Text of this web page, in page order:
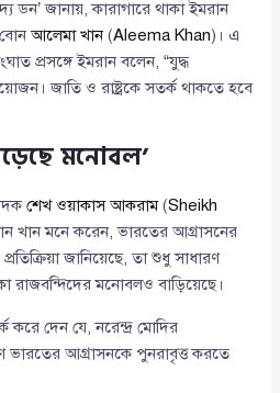
ডন’ জানায়, কারাগারে থাকা ইমরান
বোনআলেমা খান(Aleema Khan)। এ
প্রসঙ্গে ইমরান বলেন, “যুদ্ধ
জাতি ও রাষ্ট্রকে সতর্ক থাকতে হবে
মনোবল’
শেখ ওয়াকাস আকরাম(Sheikh
খান মনে করেন, ভারতের আগ্রাসনের
জানিয়েছে, তা শুধু সাধারণ
রাজবন্দিদের মনোবলও বাড়িয়েছে।
করে দেন যে, নরেন্দ্র মোদির
ভারতের আগ্রাসনকে পুনরাবৃত্ত করতে